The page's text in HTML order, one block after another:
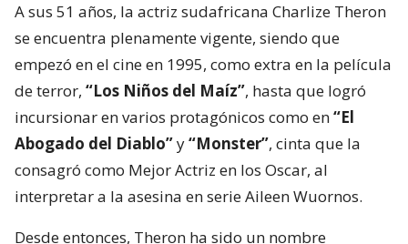
A sus 51 años, la actriz sudafricana Charlize Theron
se encuentra plenamente vigente, siendo que
empezó en el cine en 1995, como extra en la película
de terror, “Los Niños del Maíz”, hasta que logró
incursionar en varios protagónicos como en“El
Abogado del Diablo”y“Monster”, cinta que la
consagró como Mejor Actriz en los Oscar, al
interpretar a la asesina en serie Aileen Wuornos.
Desde entonces, Theron ha sido un nombre